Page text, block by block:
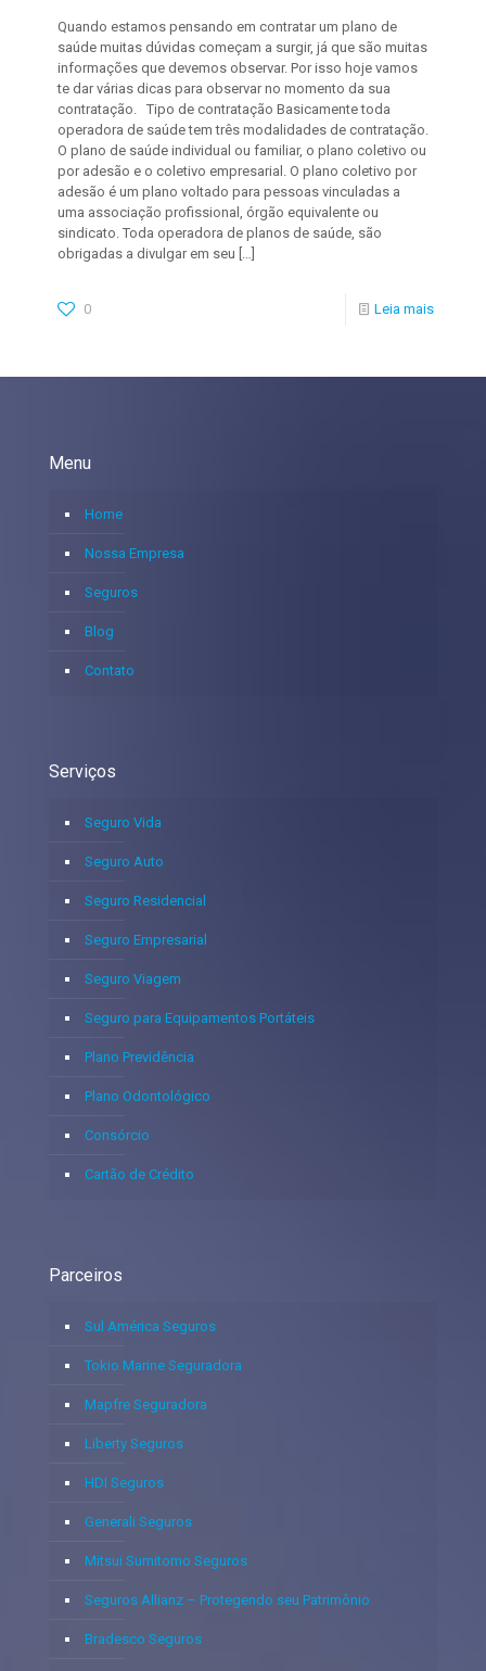
Quando estamos pensando em contratar um plano de
saúde muitas dúvidas começam a surgir, já que são muitas
informações que devemos observar. Por isso hoje vamos
te dar várias dicas para observar no momento da sua
contratação. Tipo de contratação Basicamente toda
operadora de saúde tem três modalidades de contratação.
O plano de saúde individual ou familiar, o plano coletivo ou
por adesão e o coletivo empresarial. O plano coletivo por
adesão é um plano voltado para pessoas vinculadas a
uma associação profissional, órgão equivalente ou
sindicato. Toda operadora de planos de saúde, são
obrigadas a divulgar em seu […]
0 Leia mais
Menu
Home
Nossa Empresa
Seguros
Blog
Contato
Serviços
Seguro Vida
Seguro Auto
Seguro Residencial
Seguro Empresarial
Seguro Viagem
Seguro para Equipamentos Portáteis
Plano Previdência
Plano Odontológico
Consórcio
Cartão de Crédito
Parceiros
Sul América Seguros
Tokio Marine Seguradora
Mapfre Seguradora
Liberty Seguros
HDI Seguros
Generali Seguros
Mitsui Sumitomo Seguros
Seguros Allianz – Protegendo seu Patrimônio
Bradesco Seguros